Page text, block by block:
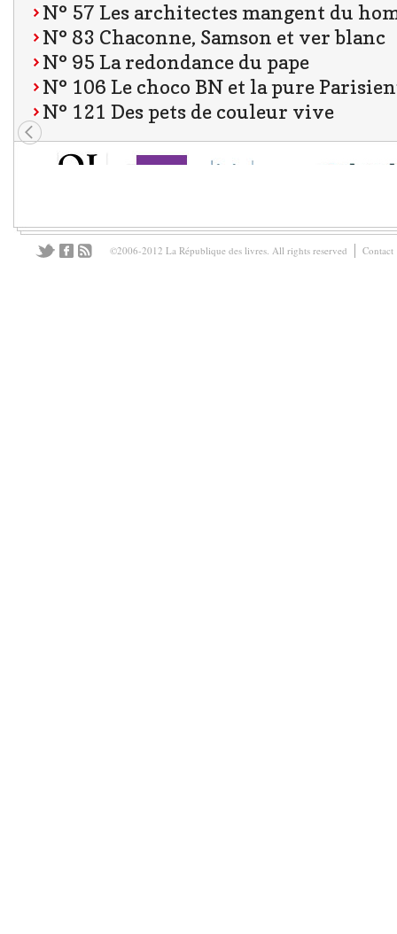
N° 57 Les architectes mangent du
N° 83 Chaconne, Samson et ver blanc
N° 95 La redondance du pape
N° 106 Le choco BN et la pure
N° 121 Des pets de couleur vive
©2006-2012 La République des livres. All rights reserved Contact